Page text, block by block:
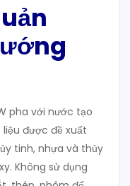
pha với nước tạo
được đề xuất
tinh, nhựa và thủy
Không sử dụng